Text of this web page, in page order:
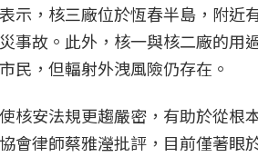
示，核三廠位於恆春半島，附近
事故。此外，核一與核二廠的用
民，但輻射外洩風險仍存在。
核安法規更趨嚴密，有助於從根
會律師蔡雅瀅批評，目前僅著眼